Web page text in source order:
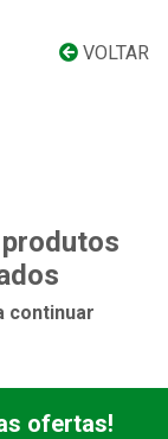
VOLTAR
continuar
ofertas!